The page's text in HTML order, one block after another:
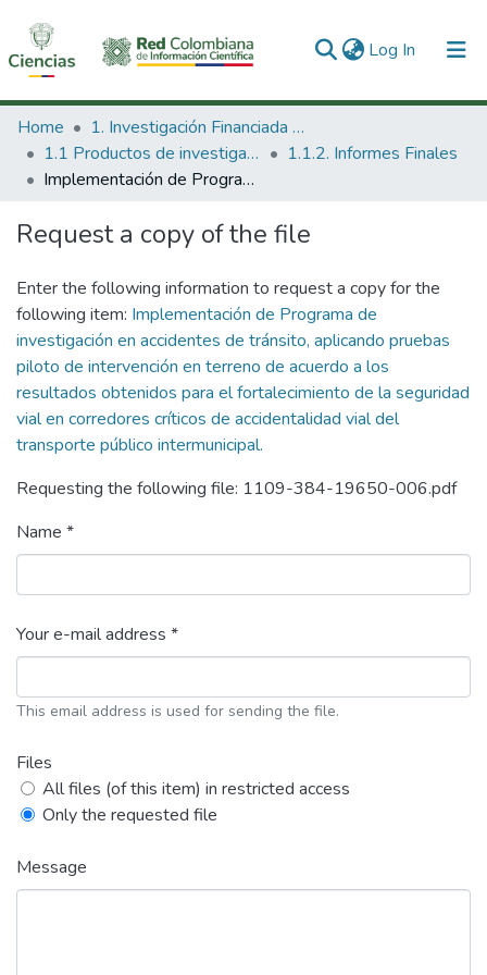
Log In (current)
Communities & Collections
All of DSpace
Home
1. Investigación Financiada con Recursos Públicos
1.1 Productos de investigación
1.1.2. Informes Finales
Implementación de Programa de investigación en accidentes de tránsito, aplicando pruebas piloto de intervención en terreno de acuerdo a los resultados obtenidos para el fortalecimiento de la seguridad vial en corredores críticos de accidentalidad vial del transporte público intermunicipal.
Request a copy of the file
Enter the following information to request a copy for the
following item: Implementación de Programa de
investigación en accidentes de tránsito, aplicando pruebas
piloto de intervención en terreno de acuerdo a los
resultados obtenidos para el fortalecimiento de la seguridad
vial en corredores críticos de accidentalidad vial del
transporte público intermunicipal.
Requesting the following file: 1109-384-19650-006.pdf
Name *
Your e-mail address *
This email address is used for sending the file.
Files
All files (of this item) in restricted access
Only the requested file
Message